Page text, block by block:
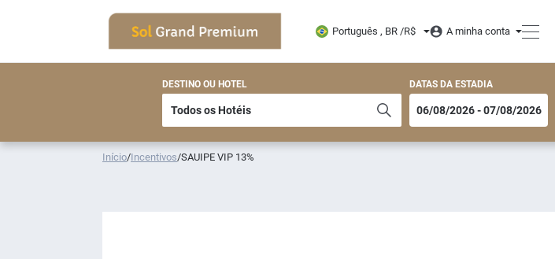
Português , BR /R$ A minha conta
DESTINO OU HOTEL DATAS DA ESTADIA
Início/Incentivos/SAUIPE VIP 13%